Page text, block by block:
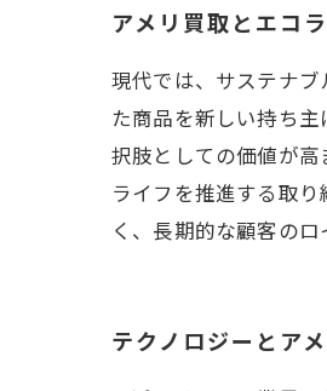
アメリ買取とエコ
現代では、サステナ
た商品を新しい持ち
択肢としての価値が
ライフを推進する取
く、長期的な顧客のロ
テクノロジーとア